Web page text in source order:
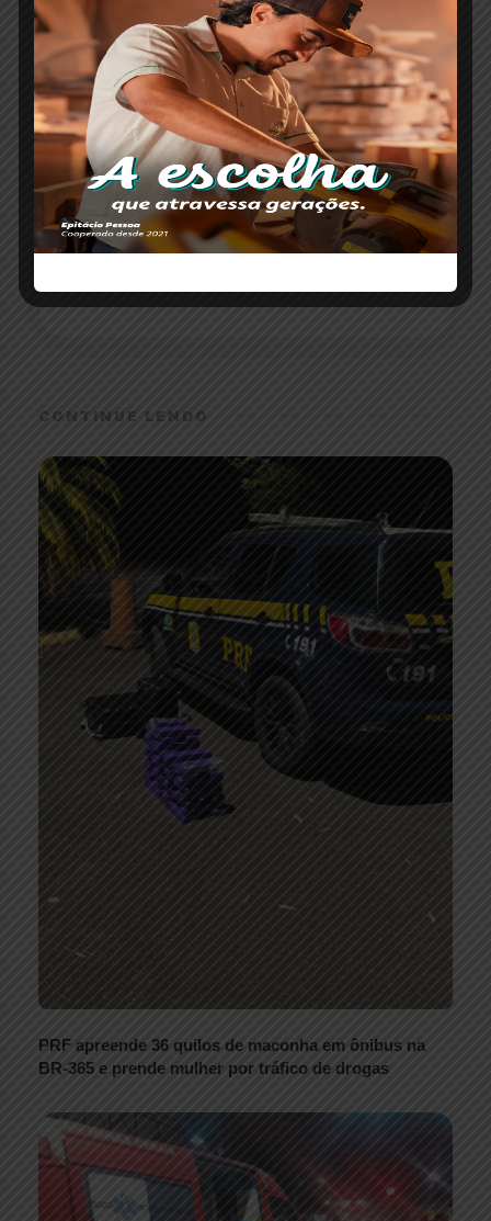
ESCRITO POR
Redação Paranaíba Agora
O portal Paranaíba Agora completa oito anos
levando informação com responsabilidade e
CONTINUE LENDO
PRF apreende 36 quilos de maconha em ônibus na
BR-365 e prende mulher por tráfico de drogas